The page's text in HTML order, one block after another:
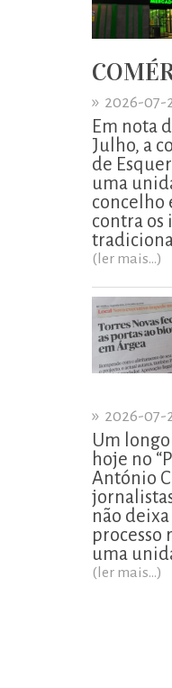
» 2026-07-
Em nota
Julho, a
de
uma
concelho
contra os
(ler mais...)
» 2026-07-
Um
hoje no
António
não
processo
uma
(ler mais...)